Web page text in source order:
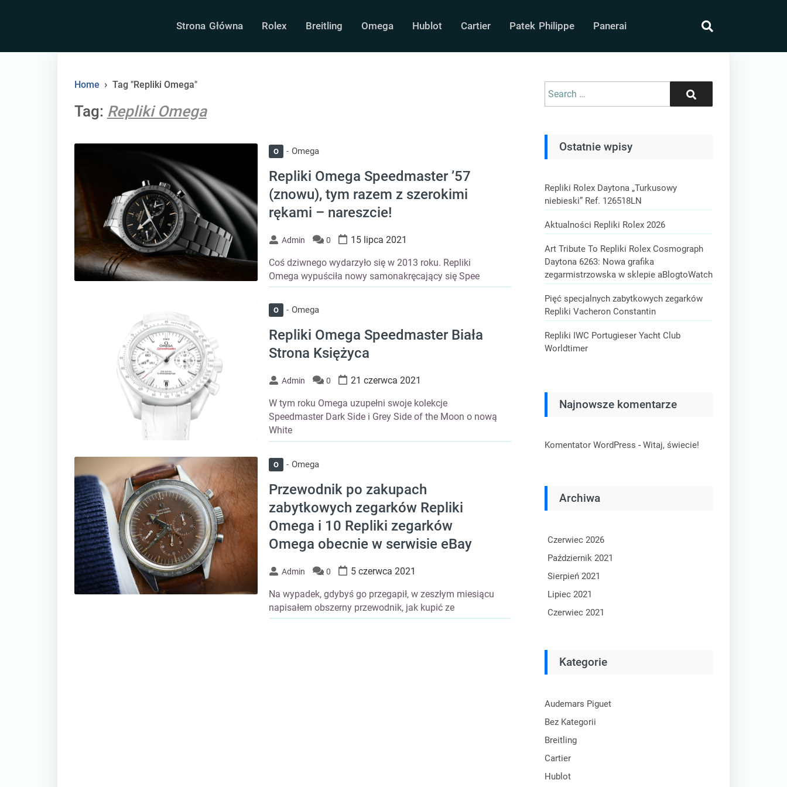
Strona Główna Rolex Breitling Omega Hublot Cartier Patek Philippe Panerai
Home › Tag "Repliki Omega"
Tag: Repliki Omega
O Omega
Repliki Omega Speedmaster ’57
(znowu), tym razem z szerokimi
rękami – nareszcie!
Admin 0 15 lipca 2021
Coś dziwnego wydarzyło się w 2013 roku. Repliki
Omega wypuściła nowy samonakręcający się Spee
O Omega
Repliki Omega Speedmaster Biała
Strona Księżyca
Admin 0 21 czerwca 2021
W tym roku Omega uzupełni swoje kolekcje
Speedmaster Dark Side i Grey Side of the Moon o nową
White
O Omega
Przewodnik po zakupach
zabytkowych zegarków Repliki
Omega i 10 Repliki zegarków
Omega obecnie w serwisie eBay
Admin 0 5 czerwca 2021
Na wypadek, gdybyś go przegapił, w zeszłym miesiącu
napisałem obszerny przewodnik, jak kupić ze
Search
Search
Ostatnie wpisy
Repliki Rolex Daytona „Turkusowy
niebieski” Ref. 126518LN
Aktualności Repliki Rolex 2026
Art Tribute To Repliki Rolex Cosmograph
Daytona 6263: Nowa grafika
zegarmistrzowska w sklepie aBlogtoWatch
Pięć specjalnych zabytkowych zegarków
Repliki Vacheron Constantin
Repliki IWC Portugieser Yacht Club
Worldtimer
Najnowsze komentarze
Komentator WordPress -Witaj, świecie!
Archiwa
Czerwiec 2026
Październik 2021
Sierpień 2021
Lipiec 2021
Czerwiec 2021
Kategorie
Audemars Piguet
Bez Kategorii
Breitling
Cartier
Hublot